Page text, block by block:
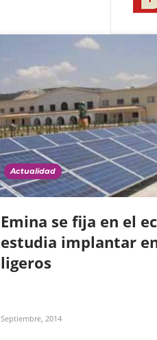
Actualidad
Emina se fija en el
estudia implantar
ligeros
Septiembre, 2014